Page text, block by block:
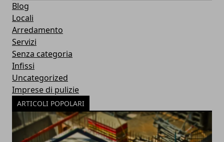
Blog
Locali
Arredamento
Servizi
Senza categoria
Infissi
Uncategorized
Imprese di pulizie
ARTICOLI POPOLARI